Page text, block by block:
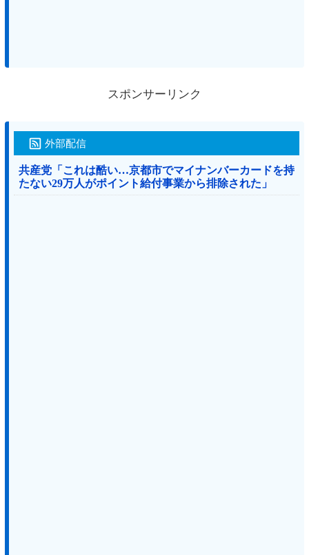
スポンサーリンク
外部配信
共産党「これは酷い…京都市でマイナンバーカードを持
たない29万人がポイント給付事業から排除された」